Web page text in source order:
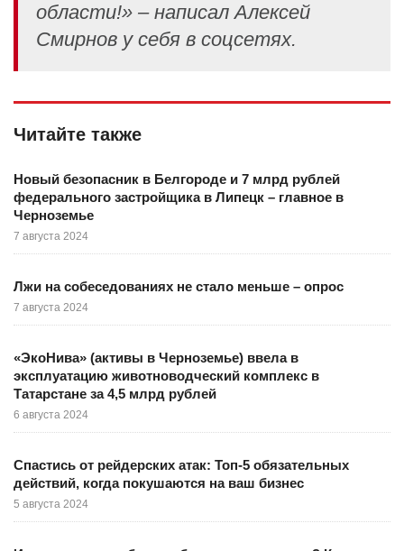
области!» – написал Алексей
Смирнов у себя в соцсетях.
Читайте также
Новый безопасник в Белгороде и 7 млрд рублей
федерального застройщика в Липецк – главное в
Черноземье
7 августа 2024
Лжи на собеседованиях не стало меньше – опрос
7 августа 2024
«ЭкоНива» (активы в Черноземье) ввела в
эксплуатацию животноводческий комплекс в
Татарстане за 4,5 млрд рублей
6 августа 2024
Спастись от рейдерских атак: Топ-5 обязательных
действий, когда покушаются на ваш бизнес
5 августа 2024